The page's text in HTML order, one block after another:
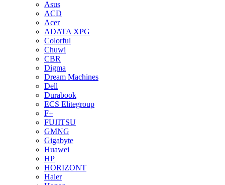
Asus
ACD
Acer
ADATA XPG
Colorful
Chuwi
CBR
Digma
Dream Machines
Dell
Durabook
ECS Elitegroup
F+
FUJITSU
GMNG
Gigabyte
Huawei
HP
HORIZONT
Haier